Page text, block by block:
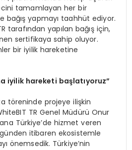
tamamlayan her bir
bağış yapmayı taahhüt ediyor.
tarafından yapılan bağış için,
sertifikaya sahip oluyor.
bir iyilik hareketine
iyilik hareketi başlatıyoruz”
töreninde projeye ilişkin
TR Genel Müdürü Onur
Türkiye’de hizmet veren
itibaren ekosistemle
önemsedik. Türkiye’nin